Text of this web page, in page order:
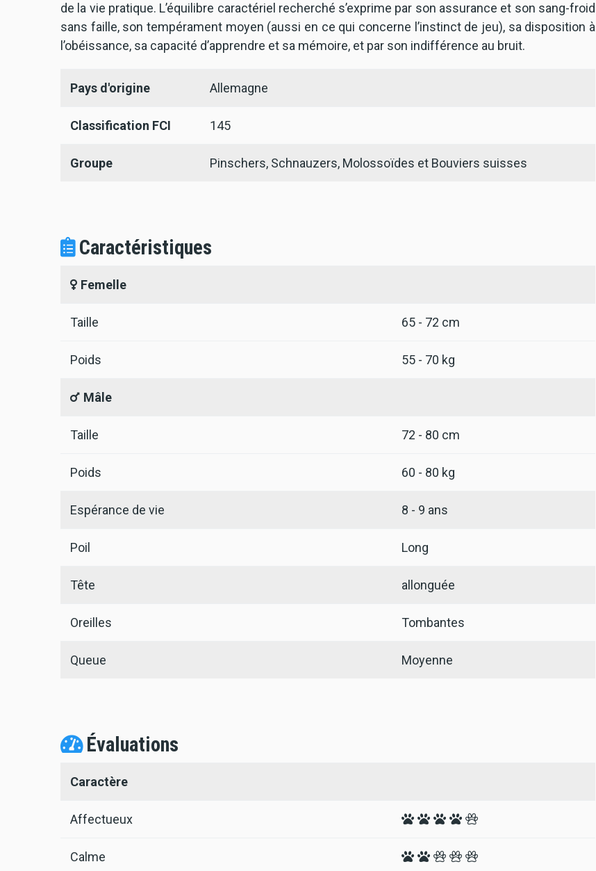
de la vie pratique. L’équilibre caractériel recherché s’exprime par son assurance et son sang-froid
sans faille, son tempérament moyen (aussi en ce qui concerne l’instinct de jeu), sa disposition à
l’obéissance, sa capacité d’apprendre et sa mémoire, et par son indifférence au bruit.
Pays d'origine Allemagne
Classification FCI 145
Groupe Pinschers, Schnauzers, Molossoïdes et Bouviers suisses
Caractéristiques
Femelle
Taille 65 - 72 cm
Poids 55 - 70 kg
Mâle
Taille 72 - 80 cm
Poids 60 - 80 kg
Espérance de vie 8 - 9 ans
Poil Long
Tête allonguée
Oreilles Tombantes
Queue Moyenne
Évaluations
Caractère
Affectueux
Calme